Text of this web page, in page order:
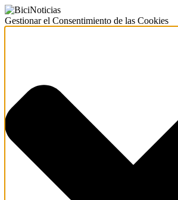
Gestionar el Consentimiento de las Cookies